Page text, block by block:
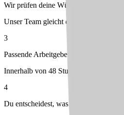
Wir prüfen deine Wünsche
Unser Team gleicht dein Profil mit
3
Passende Arbeitgeber melden sich bei
Innerhalb von 48 Stunden – du
4
Du entscheidest, was passt